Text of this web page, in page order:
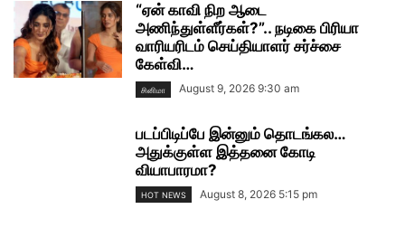
“ஏன் காவி நிற ஆடை
அணிந்துள்ளீர்கள்?”.. நடிகை பிரியா
வாரியரிடம் செய்தியாளர் சர்ச்சை
கேள்வி…
சினிமா August 9, 2026 9:30 am
படப்பிடிப்பே இன்னும் தொடங்கல…
அதுக்குள்ள இத்தனை கோடி
வியாபாரமா?
HOT NEWS August 8, 2026 5:15 pm